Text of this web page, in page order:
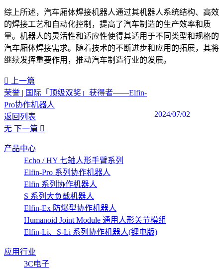
综上所述，汽车厢体焊接机器人通过其机器人系统结构、高效
的焊接工艺和自动化控制，提高了汽车制造的生产效率和质
量。机器人的灵活性和适应性使得其适用于不同类型和规格的
汽车厢体焊接需求。随着技术的不断进步和应用的拓展，其将
继续发挥重要作用，推动汽车制造行业的发展。
上一篇
荣誉 | 国际「顶级双奖」获得者——Elfin-
Pro协作机器人
2024/07/02
返回列表
无 下一篇
产品中心
Echo / HY 七轴人形手臂系列
Elfin-Pro 系列协作机器人
Elfin 系列协作机器人
S 系列大负载机器人
Elfin-Ex 防爆型协作机器人
Humanoid Joint Module 通用人形关节模组
Elfin-Li、S-Li 系列协作机器人(锂电版)
应用行业
3C电子